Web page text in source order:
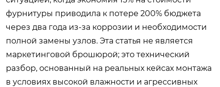
фурнитуры приводила к потере 200% бюджета
через два года из-за коррозии и необходимости
полной замены узлов. Эта статья не является
маркетинговой брошюрой; это технический
разбор, основанный на реальных кейсах монтажа
в условиях высокой влажности и агрессивных